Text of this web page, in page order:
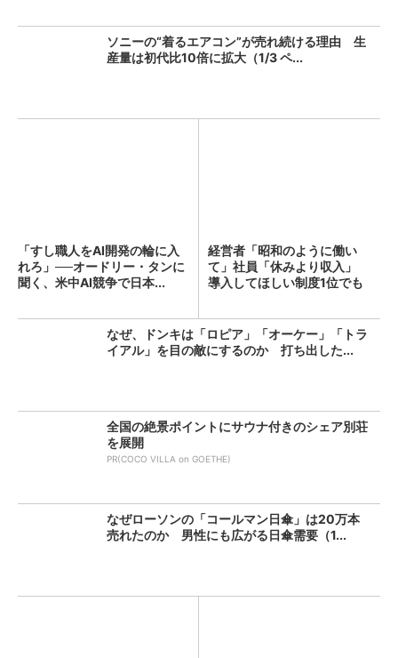
ソニーの“着るエアコン”が売れ続ける理由 生
産量は初代比10倍に拡大（1/3 ペ...
「すし職人をAI開発の輪に入
れろ」──オードリー・タンに
聞く、米中AI競争で日本...
経営者「昭和のように働い
て」社員「休みより収入」
導入してほしい制度1位でも
なぜ、ドンキは「ロピア」「オーケー」「トラ
イアル」を目の敵にするのか 打ち出した...
全国の絶景ポイントにサウナ付きのシェア別荘
を展開
PR(COCO VILLA on GOETHE)
なぜローソンの「コールマン日傘」は20万本
売れたのか 男性にも広がる日傘需要（1...